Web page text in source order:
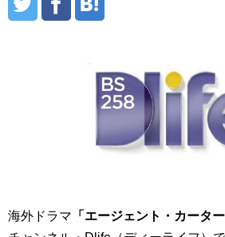
海外ドラマ 「エージェント・カータ